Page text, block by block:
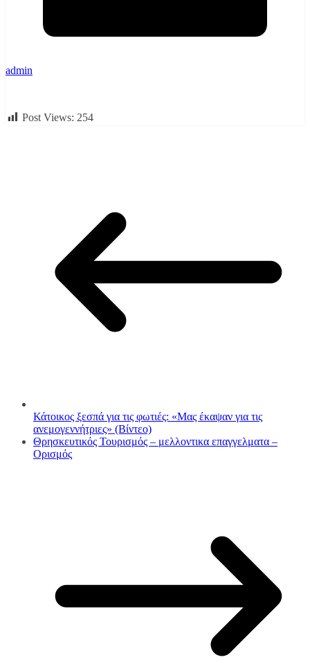
admin
Post Views: 254
Κάτοικος ξεσπά για τις φωτιές: «Μας έκαψαν για τις
ανεμογεννήτριες» (Βίντεο)
Θρησκευτικός Τουρισμός – μελλοντικα επαγγελματα –
Ορισμός